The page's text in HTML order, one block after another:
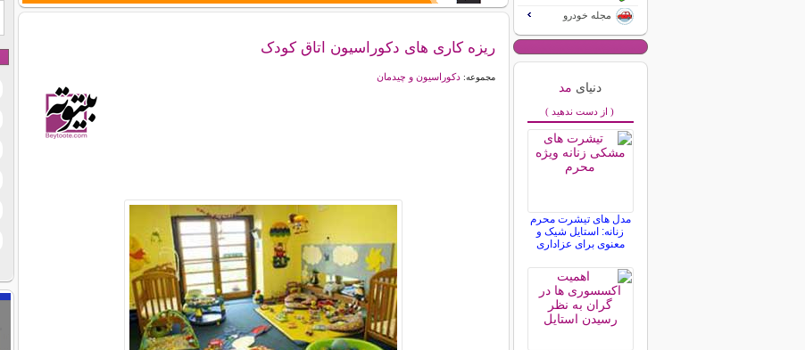
ریزه کاری های دکوراسیون اتاق کودک
مجموعه:دکوراسیون و چیدمان
مجله خودرو
دنیای مد
( از دست ندهید )
مدل های تیشرت محرم
زنانه: استایل شیک و
معنوی برای عزاداری